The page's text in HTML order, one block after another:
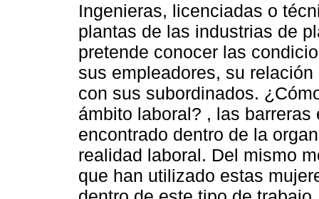
Ingenieras, licenciadas o
plantas de las industrias de
pretende conocer las
sus empleadores, su
con sus subordinados.
ámbito laboral? , las
encontrado dentro de la
realidad laboral. Del mismo
que han utilizado estas